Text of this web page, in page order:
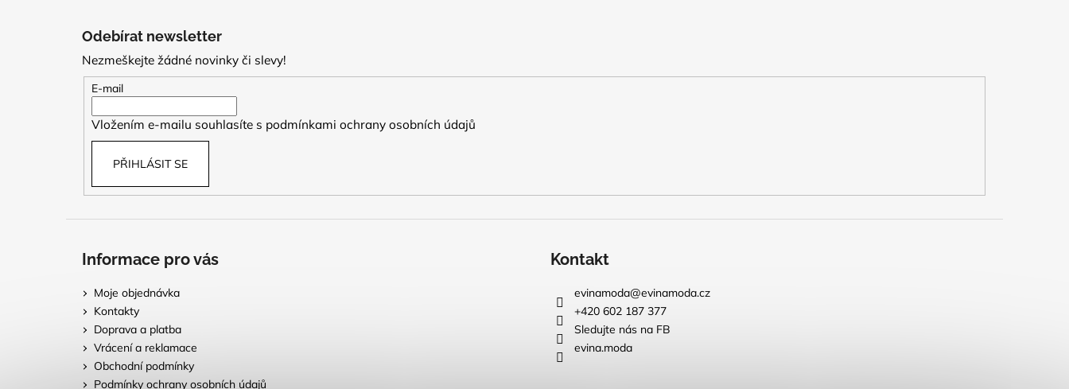
Odebírat newsletter
Nezmeškejte žádné novinky či slevy!
E-mail
Vložením e-mailu souhlasíte s podmínkami ochrany osobních údajů
PŘIHLÁSIT SE
Informace pro vás
Moje objednávka
Kontakty
Doprava a platba
Vrácení a reklamace
Obchodní podmínky
Podmínky ochrany osobních údajů
Kontakt
evinamoda@evinamoda.cz
+420 602 187 377
Sledujte nás na FB
evina.moda